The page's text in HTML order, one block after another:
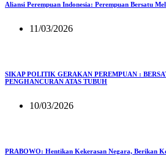
Aliansi Perempuan Indonesia: Perempuan Bersatu
11/03/2026
SIKAP POLITIK GERAKAN PEREMPUAN :
PENGHANCURAN ATAS TUBUH
10/03/2026
PRABOWO: Hentikan Kekerasan Negara, Berikan